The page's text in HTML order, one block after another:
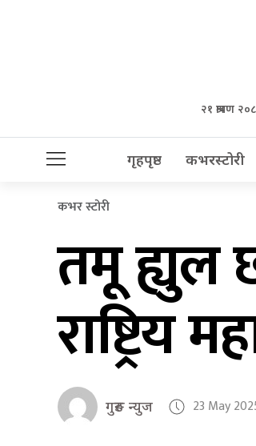
२१ श्रावण
गृहपृष्ठ कभरस्टोरी
कभर स्टोरी
तमू ह्युल
गुरुङ न्युज 23 May